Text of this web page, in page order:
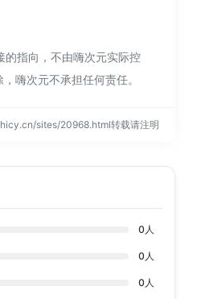
指向，不由嗨次元实际控
嗨次元不承担任何责任。
sites/20968.html转载请注明
0 人
0 人
0 人